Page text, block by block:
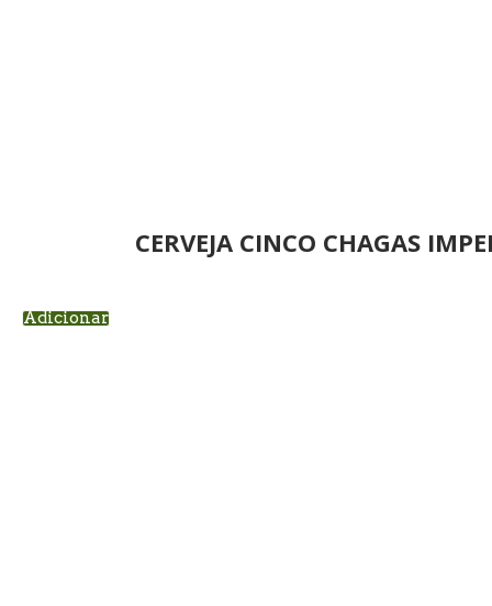
CERVEJA CINCO CHAGAS
Adicionar